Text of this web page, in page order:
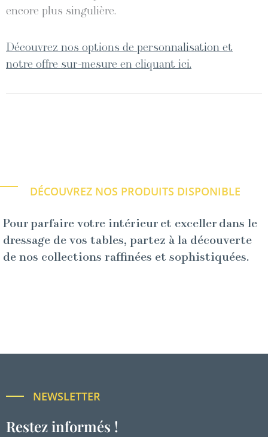
encore plus singulière.
Découvrez nos options de personnalisation et
notre offre sur-mesure en cliquant ici.
DÉCOUVREZ NOS PRODUITS DISPONIBLE
Pour parfaire votre intérieur et exceller dans le
dressage de vos tables, partez à la découverte
de nos collections raffinées et sophistiquées.
NEWSLETTER
Restez informés !